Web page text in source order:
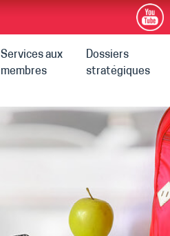
Services aux
membres
Dossiers
stratégiques